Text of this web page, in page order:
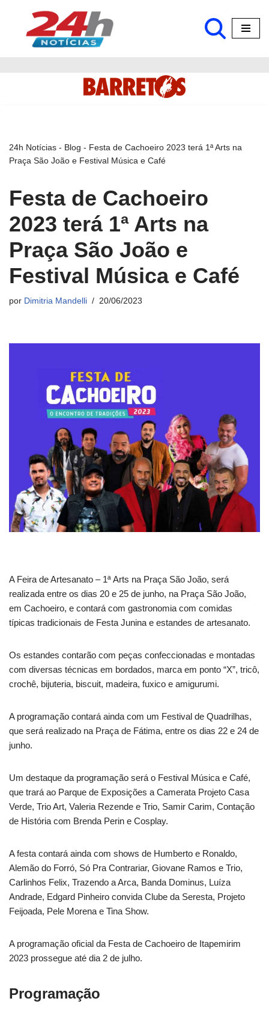
Pular
24h Notícias - Blog - Festa de Cachoeiro 2023 terá 1ª Arts na
Praça São João e Festival Música e Café
Festa de Cachoeiro
2023 terá 1ª Arts na
Praça São João e
Festival Música e Café
por Dimitria Mandelli 20/06/2023
A Feira de Artesanato – 1ª Arts na Praça São João, será
realizada entre os dias 20 e 25 de junho, na Praça São João,
em Cachoeiro, e contará com gastronomia com comidas
típicas tradicionais de Festa Junina e estandes de artesanato.
Os estandes contarão com peças confeccionadas e montadas
com diversas técnicas em bordados, marca em ponto “X”, tricô,
crochê, bijuteria, biscuit, madeira, fuxico e amigurumi.
A programação contará ainda com um Festival de Quadrilhas,
que será realizado na Praça de Fátima, entre os dias 22 e 24 de
junho.
Um destaque da programação será o Festival Música e Café,
que trará ao Parque de Exposições a Camerata Projeto Casa
Verde, Trio Art, Valeria Rezende e Trio, Samir Carim, Contação
de História com Brenda Perin e Cosplay.
A festa contará ainda com shows de Humberto e Ronaldo,
Alemão do Forró, Só Pra Contrariar, Giovane Ramos e Trio,
Carlinhos Felix, Trazendo a Arca, Banda Dominus, Luíza
Andrade, Edgard Pinheiro convida Clube da Seresta, Projeto
Feijoada, Pele Morena e Tina Show.
A programação oficial da Festa de Cachoeiro de Itapemirim
2023 prossegue até dia 2 de julho.
Programação